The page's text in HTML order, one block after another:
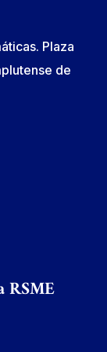
Plaza
de
RSME